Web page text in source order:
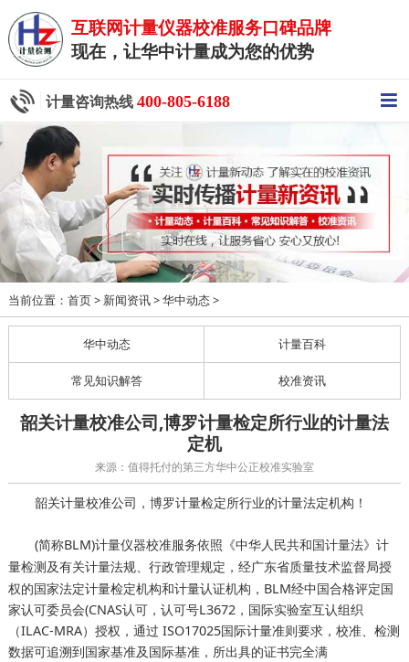
互联网计量仪器校准服务口碑品牌
现在，让华中计量成为您的优势
计量咨询热线 400-805-6188
当前位置： 首页> 新闻资讯> 华中动态>
华中动态 计量百科
常见知识解答 校准资讯
韶关计量校准公司,博罗计量检定所行业的计量法
定机
来源：值得托付的第三方华中公正校准实验室
韶关计量校准公司，博罗计量检定所行业的计量法定机构！
(简称BLM)计量仪器校准服务依照《中华人民共和国计量法》 计
量检测 及有关计量法规、行政管理规定，经广东省质量技术监督局授
权的国家法定计量检定机构和计量认证机构，BLM经中国合格评定国
家认可委员会(CNAS认可，认可号L3672，国际实验室互认组织
（ILAC-MRA）授权，通过 ISO17025国际计量准则要求，校准、检测
数据可追溯到国家基准及国际基准，所出具的证书完全满